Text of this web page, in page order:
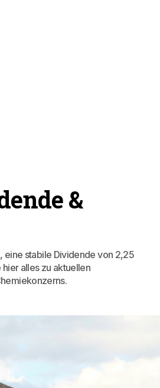
&
eine stabile Dividende von 2,25
alles zu aktuellen